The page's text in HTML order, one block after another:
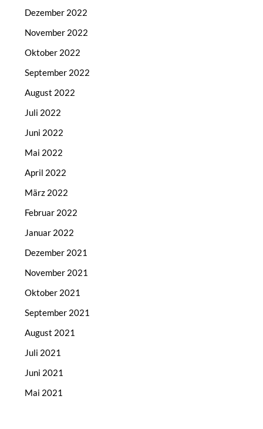
Dezember 2022
November 2022
Oktober 2022
September 2022
August 2022
Juli 2022
Juni 2022
Mai 2022
April 2022
März 2022
Februar 2022
Januar 2022
Dezember 2021
November 2021
Oktober 2021
September 2021
August 2021
Juli 2021
Juni 2021
Mai 2021